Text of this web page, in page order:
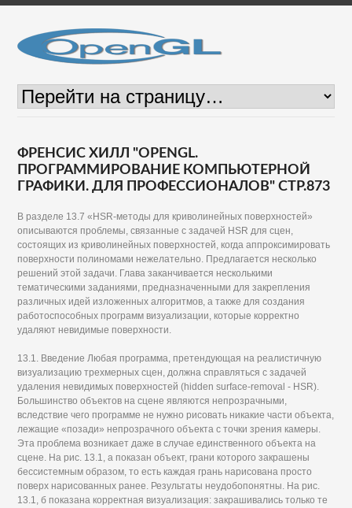
ФРЕНСИС ХИЛЛ "OPENGL.
ПРОГРАММИРОВАНИЕ КОМПЬЮТЕРНОЙ
ГРАФИКИ. ДЛЯ ПРОФЕССИОНАЛОВ" СТР.873
В разделе 13.7 «HSR-методы для криволинейных поверхностей»
описываются проблемы, связанные с задачей HSR для сцен,
состоящих из криволинейных поверхностей, когда аппроксимировать
поверхности полиномами нежелательно. Предлагается несколько
решений этой задачи. Глава заканчивается несколькими
тематическими заданиями, предназначенными для закрепления
различных идей изложенных алгоритмов, а также для создания
работоспособных программ визуализации, которые корректно
удаляют невидимые поверхности.
13.1. Введение Любая программа, претендующая на реалистичную
визуализацию трехмерных сцен, должна справляться с задачей
удаления невидимых поверхностей (hidden surface-removal - HSR).
Большинство объектов на сцене являются непрозрачными,
вследствие чего программе не нужно рисовать никакие части объекта,
лежащие «позади» непрозрачного объекта с точки зрения камеры.
Эта проблема возникает даже в случае единственного объекта на
сцене. На рис. 13.1, а показан объект, грани которого закрашены
бессистемным образом, то есть каждая грань нарисована просто
поверх нарисованных ранее. Результаты неудобопонятны. На рис.
13.1, б показана корректная визуализация: закрашивались только те